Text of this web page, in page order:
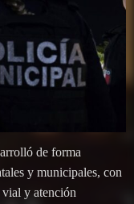
de forma
y municipales, con
y atención